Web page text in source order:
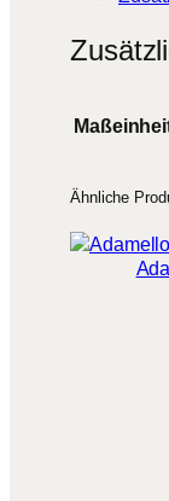
Ähnliche